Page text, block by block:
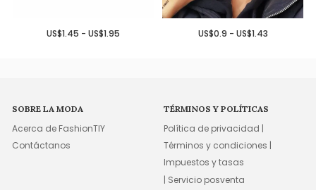
US$1.45 - US$1.95 US$0.9 - US$1.43
SOBRE LA MODA
Acerca de FashionTIY
Contáctanos
TÉRMINOS Y POLÍTICAS
Política de privacidad |
Términos y condiciones |
Impuestos y tasas
| Servicio posventa